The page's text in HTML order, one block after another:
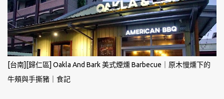
[台南][歸仁區] Oakla And Bark 美式煙燻 Barbecue｜原木慢燻下的
牛頰與手撕豬｜食記